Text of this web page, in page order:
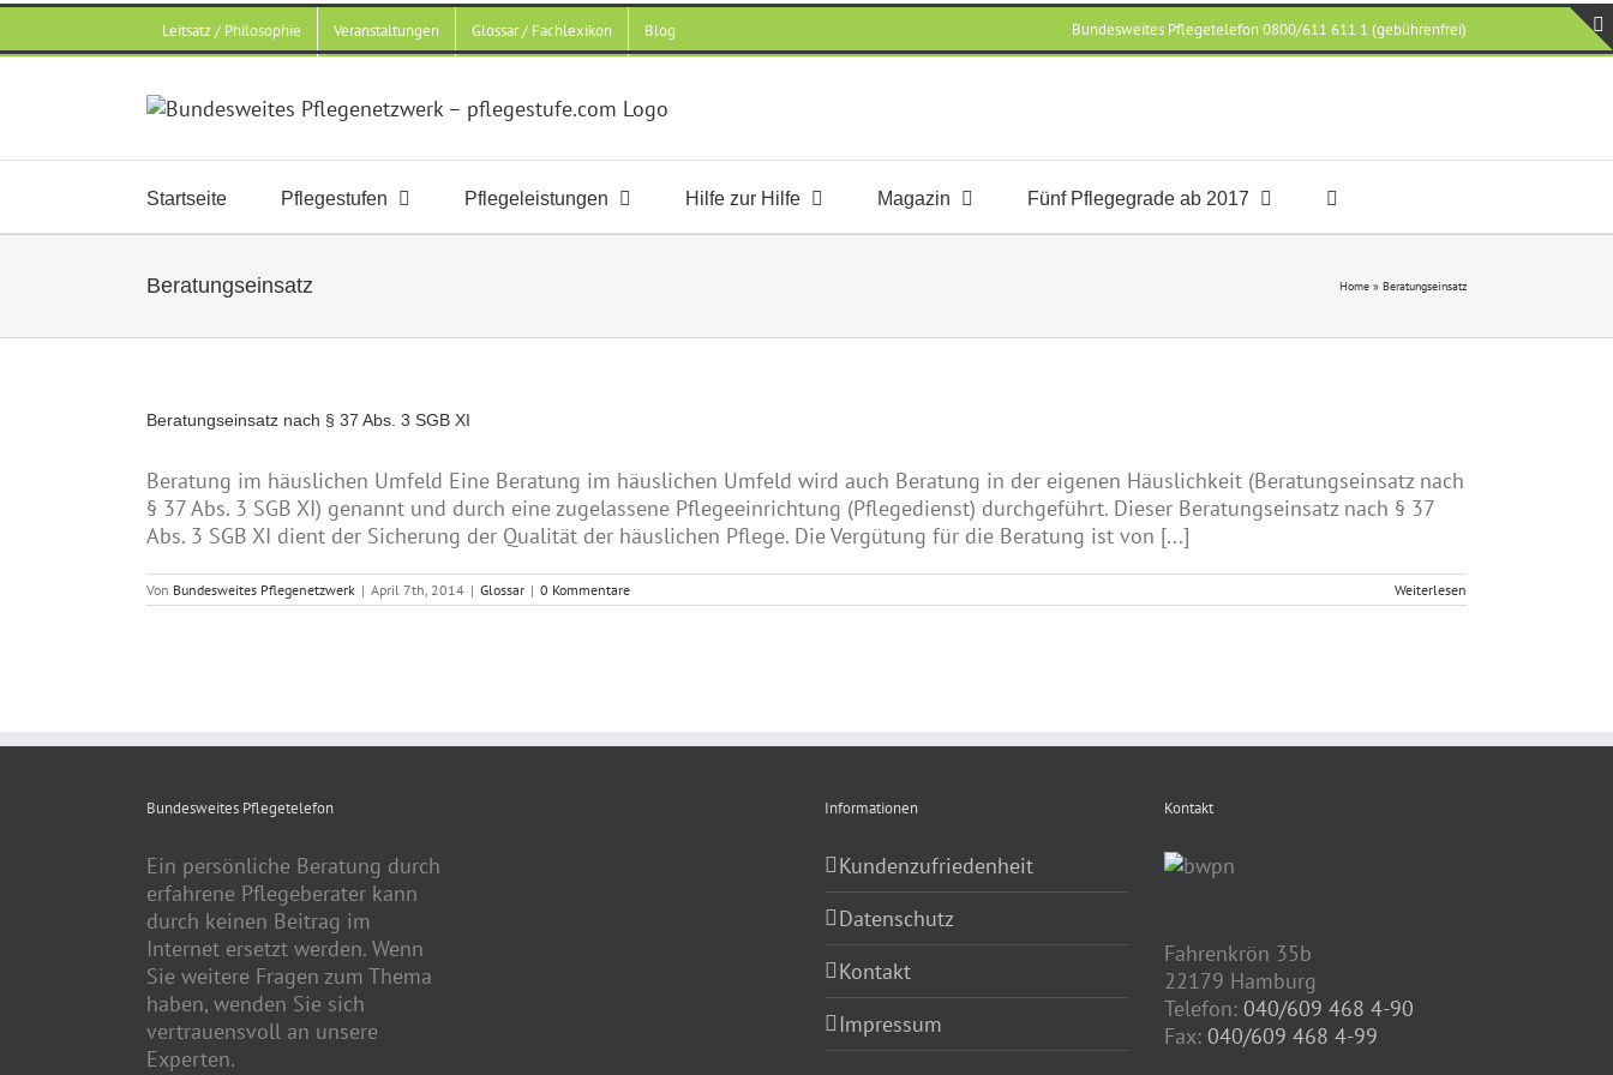
Zum
Leitsatz / Philosophie Veranstaltungen Glossar / Fachlexikon Blog Bundesweites Pflegetelefon 0800/611 611 1 (gebührenfrei)
Startseite Pflegestufen Pflegeleistungen Hilfe zur Hilfe Magazin Fünf Pflegegrade ab 2017
Beratungseinsatz Home » Beratungseinsatz
Beratungseinsatz nach § 37 Abs. 3 SGB XI
Beratung im häuslichen Umfeld Eine Beratung im häuslichen Umfeld wird auch Beratung in der eigenen Häuslichkeit (Beratungseinsatz nach
§ 37 Abs. 3 SGB XI) genannt und durch eine zugelassene Pflegeeinrichtung (Pflegedienst) durchgeführt. Dieser Beratungseinsatz nach § 37
Abs. 3 SGB XI dient der Sicherung der Qualität der häuslichen Pflege. Die Vergütung für die Beratung ist von [...]
Von Bundesweites Pflegenetzwerk | April 7th, 2014 | Glossar | 0 Kommentare Weiterlesen
Bundesweites Pflegetelefon
Ein persönliche Beratung durch
erfahrene Pflegeberater kann
durch keinen Beitrag im
Internet ersetzt werden. Wenn
Sie weitere Fragen zum Thema
haben, wenden Sie sich
vertrauensvoll an unsere
Experten.
Informationen
Kundenzufriedenheit
Datenschutz
Kontakt
Impressum
Kontakt
Fahrenkrön 35b
22179 Hamburg
Telefon: 040/609 468 4-90
Fax: 040/609 468 4-99